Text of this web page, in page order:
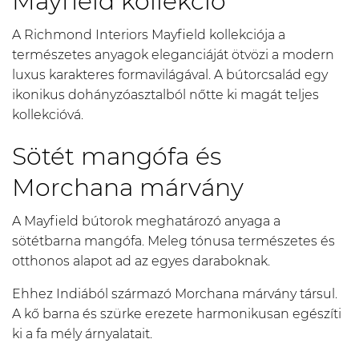
A Richmond Interiors Mayfield kollekciója a
természetes anyagok eleganciáját ötvözi a modern
luxus karakteres formavilágával. A bútorcsalád egy
ikonikus dohányzóasztalból nőtte ki magát teljes
kollekcióvá.
Sötét mangófa és
Morchana márvány
A Mayfield bútorok meghatározó anyaga a
sötétbarna mangófa. Meleg tónusa természetes és
otthonos alapot ad az egyes daraboknak.
Ehhez Indiából származó Morchana márvány társul.
A kő barna és szürke erezete harmonikusan egészíti
ki a fa mély árnyalatait.